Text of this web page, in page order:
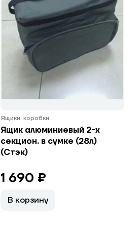
Ящики, коробки
Ящик алюминиевый 2-х
секцион. в сумке (28л)
(Стэк)
1 690 ₽
В корзину